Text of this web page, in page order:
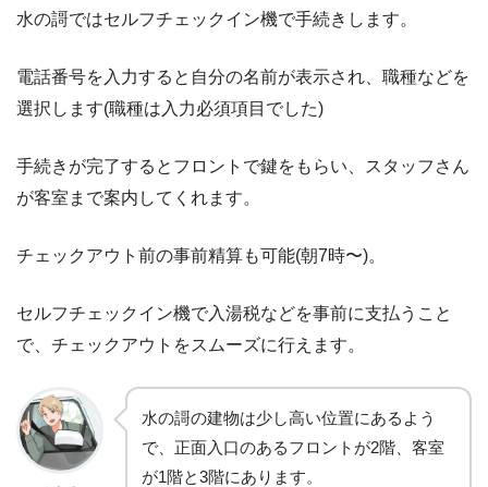
水の謌ではセルフチェックイン機で手続きします。
電話番号を入力すると自分の名前が表示され、職種などを
選択します(職種は入力必須項目でした)
手続きが完了するとフロントで鍵をもらい、スタッフさん
が客室まで案内してくれます。
チェックアウト前の事前精算も可能(朝7時〜)。
セルフチェックイン機で入湯税などを事前に支払うこと
で、チェックアウトをスムーズに行えます。
水の謌の建物は少し高い位置にあるよう
で、正面入口のあるフロントが2階、客室
が1階と3階にあります。